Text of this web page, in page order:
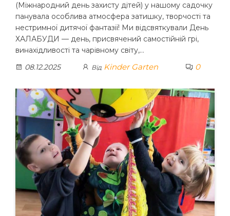
(Міжнародний день захисту дітей) у нашому садочку
панувала особлива атмосфера затишку, творчості та
нестримної дитячої фантазії! Ми відсвяткували День
ХАЛАБУДИ — день, присвячений самостійній грі,
винахідливості та чарівному світу,…
08.12.2025
Від Kinder Garten 0